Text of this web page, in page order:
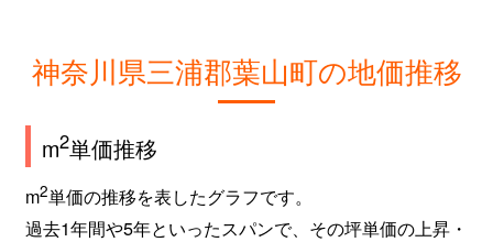
神奈川県三浦郡葉山町の地価推移
m2単価推移
m2単価の推移を表したグラフです。
過去1年間や5年といったスパンで、その坪単価の上昇・